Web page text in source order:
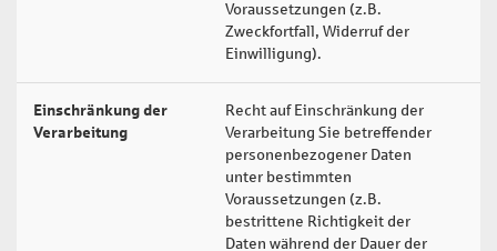
Voraussetzungen (z.B.
Zweckfortfall, Widerruf der
Einwilligung).
Einschränkung der
Verarbeitung
Recht auf Einschränkung der
Verarbeitung Sie betreffender
personenbezogener Daten
unter bestimmten
Voraussetzungen (z.B.
bestrittene Richtigkeit der
Daten während der Dauer der